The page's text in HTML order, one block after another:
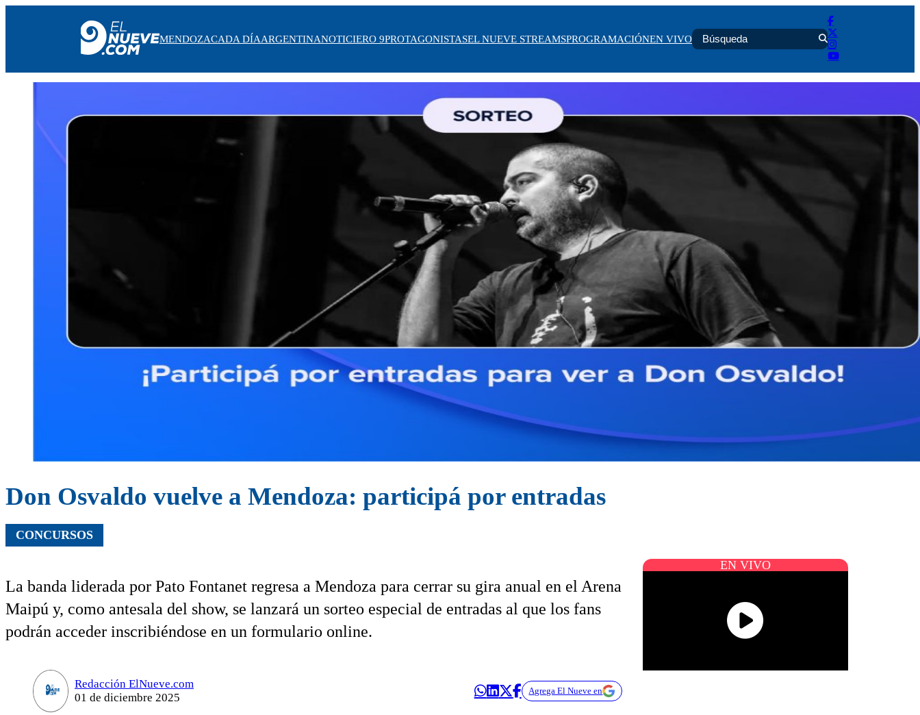
ARGENTINA
NOTICIERO 9
MENDOZACADA DÍAARGENTINANOTICIERO 9PROTAGONISTASEL NUEVE STREAMSPROGRAMACIÓNEN VIVO
Don Osvaldo vuelve a Mendoza: participá por entradas
CONCURSOS
La banda liderada por Pato Fontanet regresa a Mendoza para cerrar su gira anual en el Arena
Maipú y, como antesala del show, se lanzará un sorteo especial de entradas al que los fans
podrán acceder inscribiéndose en un formulario online.
Redacción ElNueve.com
01 de diciembre 2025
Agrega El Nueve en
EN VIVO